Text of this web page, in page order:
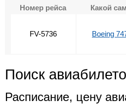
Номер рейса Какой
FV-5736 Boeing
Поиск
Расписание, цену